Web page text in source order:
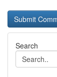
Search